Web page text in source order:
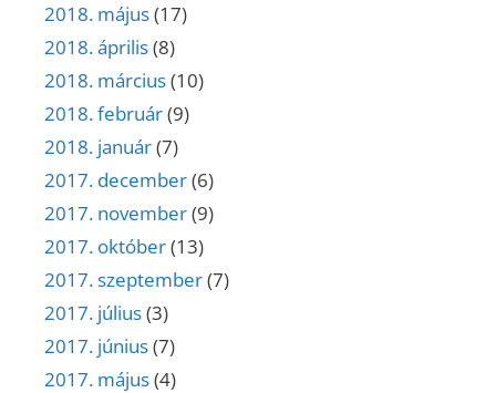
2018. május(17)
2018. április(8)
2018. március(10)
2018. február(9)
2018. január(7)
2017. december(6)
2017. november(9)
2017. október(13)
2017. szeptember(7)
2017. július(3)
2017. június(7)
2017. május(4)